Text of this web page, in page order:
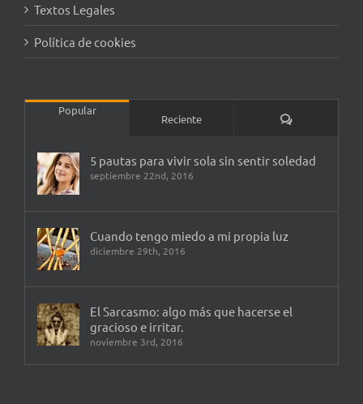
Textos Legales
Política de cookies
Popular
Reciente Comentarios
5 pautas para vivir sola sin sentir soledad
septiembre 22nd, 2016
Cuando tengo miedo a mi propia luz
diciembre 29th, 2016
El Sarcasmo: algo más que hacerse el
gracioso e irritar.
noviembre 3rd, 2016